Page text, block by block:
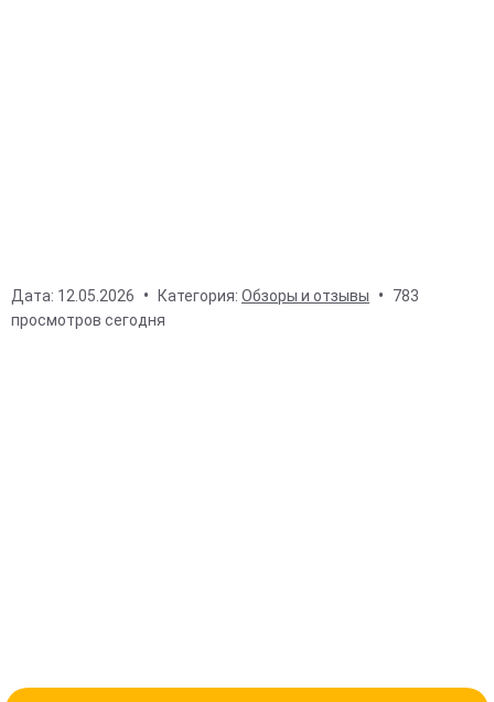
Дата: 12.05.2026 Категория: Обзоры и отзывы
783
просмотров сегодня